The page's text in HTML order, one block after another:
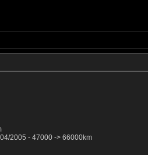
2005 - 47000 -> 66000km